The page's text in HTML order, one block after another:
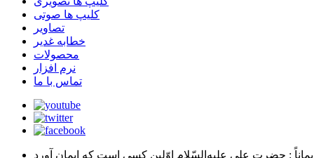
کلیپ ها صوتی
تصاویر
خطابه غدیر
محصولات
نرم افزار
تماس با ما